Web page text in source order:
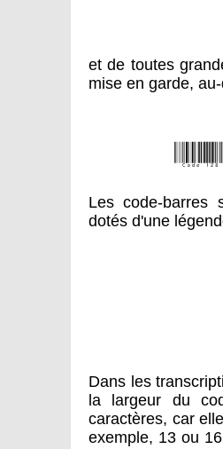
et de toutes
mise en garde,
Les code-barres
dotés d'une
Dans les
la largeur du
caractères, car
exemple, 13 ou